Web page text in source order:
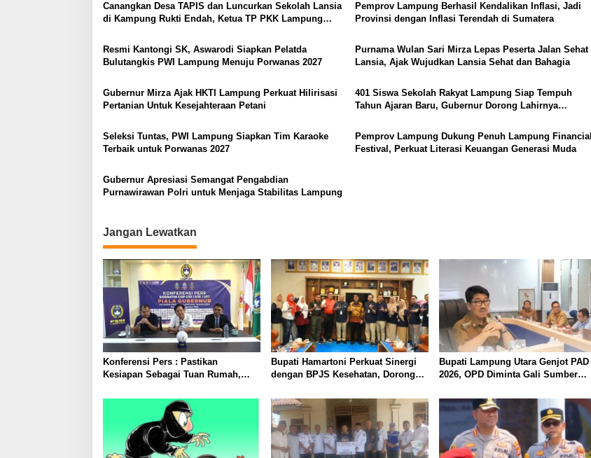
Canangkan Desa TAPIS dan Luncurkan Sekolah Lansia
di Kampung Rukti Endah, Ketua TP PKK Lampung
Pemprov Lampung Berhasil Kendalikan Inflasi, Jadi
Provinsi dengan Inflasi Terendah di Sumatera
Resmi Kantongi SK, Aswarodi Siapkan Pelatda
Bulutangkis PWI Lampung Menuju Porwanas 2027
Purnama Wulan Sari Mirza Lepas Peserta Jalan Sehat
Lansia, Ajak Wujudkan Lansia Sehat dan Bahagia
Gubernur Mirza Ajak HKTI Lampung Perkuat Hilirisasi
Pertanian Untuk Kesejahteraan Petani
401 Siswa Sekolah Rakyat Lampung Siap Tempuh
Tahun Ajaran Baru, Gubernur Dorong Lahirnya
Seleksi Tuntas, PWI Lampung Siapkan Tim Karaoke
Terbaik untuk Porwanas 2027
Pemprov Lampung Dukung Penuh Lampung Financial
Festival, Perkuat Literasi Keuangan Generasi Muda
Gubernur Apresiasi Semangat Pengabdian
Purnawirawan Polri untuk Menjaga Stabilitas Lampung
Jangan Lewatkan
Konferensi Pers : Pastikan
Kesiapan Sebagai Tuan Rumah,
Pelaksanaan Soeratin Cup Piala
Gubernur Lampung
Bupati Hamartoni Perkuat Sinergi
dengan BPJS Kesehatan, Dorong
dan Mudah
Bupati Lampung Utara Genjot PAD
2026, OPD Diminta Gali Sumber
Optimalkan PBB-P2